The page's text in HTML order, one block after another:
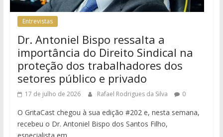
Entrevistas
Dr. Antoniel Bispo ressalta a
importância do Direito Sindical na
proteção dos trabalhadores dos
setores público e privado
17 de julho de 2026 Rafael Rodrigues da Silva 0
O GritaCast chegou à sua edição #202 e, nesta semana,
recebeu o Dr. Antoniel Bispo dos Santos Filho,
especialista em